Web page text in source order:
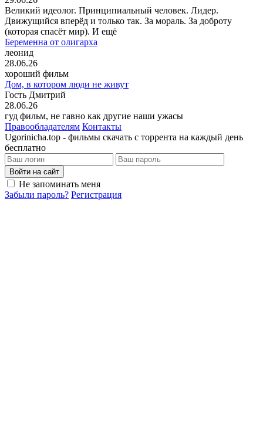
Великий идеолог. Принципиальный человек. Лидер.
Движущийся вперёд и только так. За мораль. За доброту
(которая спасёт мир). И ещё
Беременна от олигарха
леонид
28.06.26
хороший фильм
Дом, в котором люди не живут
Гость Дмитрий
28.06.26
гуд фильм, не гавно как другие наши ужасы
Правообладателям Контакты
Ugorinicha.top - фильмы скачать с торрента на каждый день
бесплатно
Войти на сайт
Не запоминать меня
Забыли пароль? Регистрация